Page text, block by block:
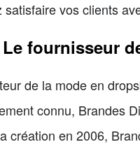
vos clients
fournisseur
de la mode en
connu, Brandes
création en 2006,